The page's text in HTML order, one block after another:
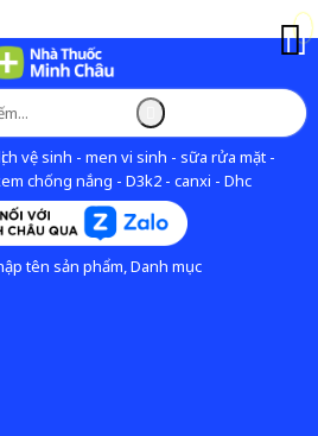
vệ sinh - men vi sinh - sữa rửa mặt -
chống nắng - D3k2 - canxi - Dhc
tên sản phẩm, Danh mục